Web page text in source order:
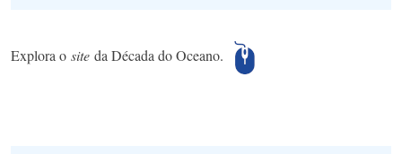
Explora o site da Década do Oceano.